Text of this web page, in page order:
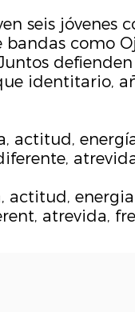
seis
como
identitario,
actitud,
actitud,
atrevida,